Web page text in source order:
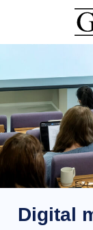
Digital